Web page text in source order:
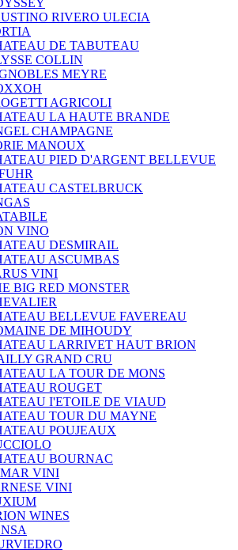
RIVERO ULECIA
DE TABUTEAU
COLLIN
MEYRE
AGRICOLI
LA HAUTE BRANDE
CHAMPAGNE
MANOUX
PIED D'ARGENT BELLEVUE
CASTELBRUCK
VINO
DESMIRAIL
ASCUMBAS
VINI
BIG RED MONSTER
BELLEVUE FAVEREAU
DE MIHOUDY
LARRIVET HAUT BRION
GRAND CRU
LA TOUR DE MONS
ROUGET
I'ETOILE DE VIAUD
TOUR DU MAYNE
POUJEAUX
BOURNAC
VINI
VINI
WINES